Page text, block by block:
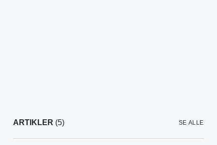
ARTIKLER (5) SE ALLE